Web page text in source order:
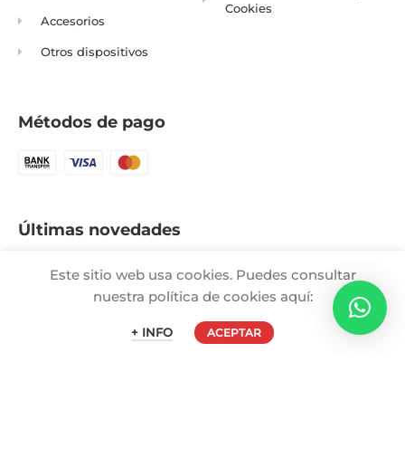
Accesorios
Otros dispositivos
Métodos de pago
Cookies
Últimas novedades
Déjanos tu email y te enviaremos nuestro listado
actualizado de productos de forma diaria.
Este sitio web usa cookies. Puedes consultar
nuestra política de cookies aquí:
+ INFO ACEPTAR